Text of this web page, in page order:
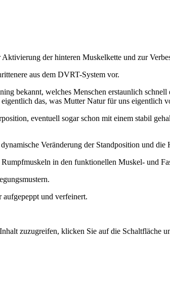
der hinteren Muskelkette und zur
aus dem DVRT-System vor.
bekannt, welches Menschen erstaunlich
das, was Mutter Natur für uns eigentlich
eventuell sogar schon mit einem stabil
Veränderung der Standposition und die
in den funktionellen Muskel- und
und verfeinert.
zuzugreifen, klicken Sie auf die Schaltfläche